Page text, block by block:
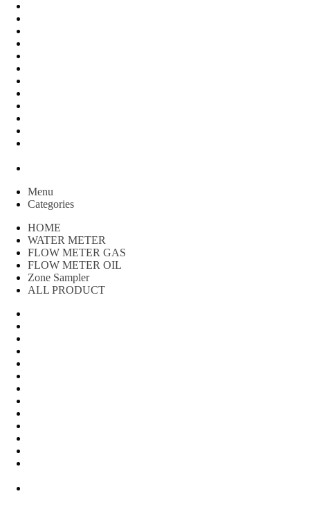
Menu
Categories
HOME
WATER METER
FLOW METER GAS
FLOW METER OIL
Zone Sampler
ALL PRODUCT